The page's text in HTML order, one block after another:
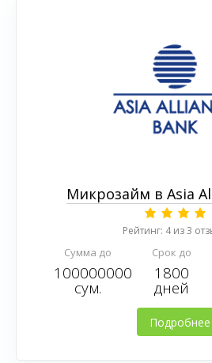
Микрозайм в Asia
Рейтинг: 4 из 3
Сумма до
100000000
сум.
Срок до
1800
дней
Подробнее